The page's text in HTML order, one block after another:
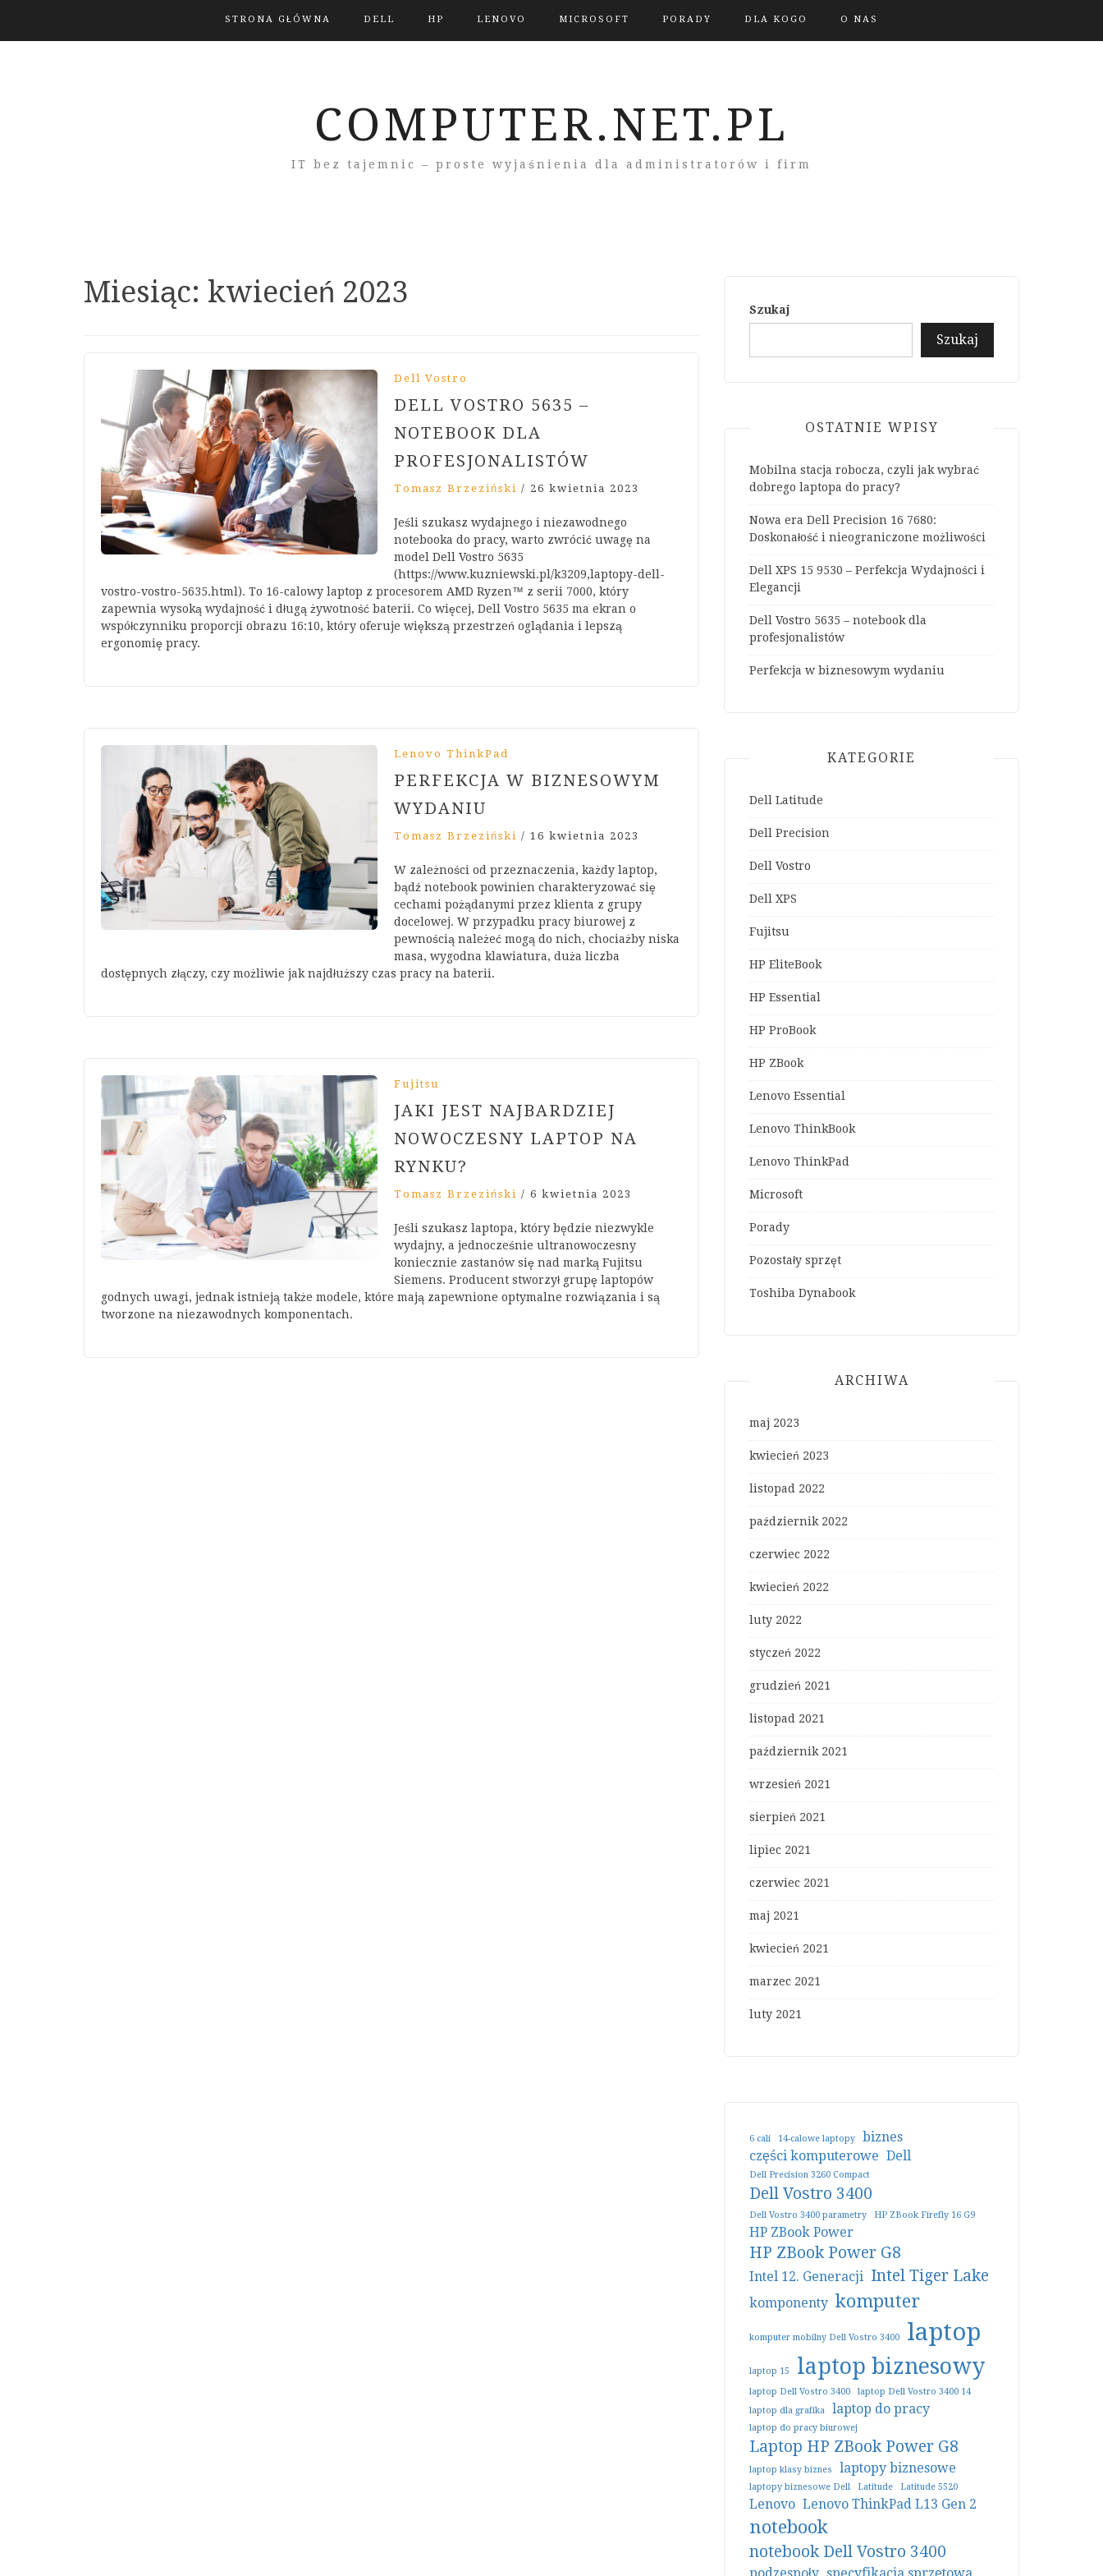
STRONA GŁÓWNA DELL HP LENOVO MICROSOFT PORADY DLA KOGO O NAS
COMPUTER.NET.PL
IT bez tajemnic – proste wyjaśnienia dla administratorów i firm
Miesiąc: kwiecień 2023
Dell Vostro
DELL VOSTRO 5635 –
NOTEBOOK DLA
PROFESJONALISTÓW
Tomasz Brzeziński / 26 kwietnia 2023
Jeśli szukasz wydajnego i niezawodnego
notebooka do pracy, warto zwrócić uwagę na
model Dell Vostro 5635
(https://www.kuzniewski.pl/k3209,laptopy-dell-
vostro-vostro-5635.html). To 16-calowy laptop z procesorem AMD Ryzen™ z serii 7000, który
zapewnia wysoką wydajność i długą żywotność baterii. Co więcej, Dell Vostro 5635 ma ekran o
współczynniku proporcji obrazu 16:10, który oferuje większą przestrzeń oglądania i lepszą
ergonomię pracy.
Lenovo ThinkPad
PERFEKCJA W BIZNESOWYM
WYDANIU
Tomasz Brzeziński / 16 kwietnia 2023
W zależności od przeznaczenia, każdy laptop,
bądź notebook powinien charakteryzować się
cechami pożądanymi przez klienta z grupy
docelowej. W przypadku pracy biurowej z
pewnością należeć mogą do nich, chociażby niska
masa, wygodna klawiatura, duża liczba
dostępnych złączy, czy możliwie jak najdłuższy czas pracy na baterii.
Fujitsu
JAKI JEST NAJBARDZIEJ
NOWOCZESNY LAPTOP NA
RYNKU?
Tomasz Brzeziński / 6 kwietnia 2023
Jeśli szukasz laptopa, który będzie niezwykle
wydajny, a jednocześnie ultranowoczesny
koniecznie zastanów się nad marką Fujitsu
Siemens. Producent stworzył grupę laptopów
godnych uwagi, jednak istnieją także modele, które mają zapewnione optymalne rozwiązania i są
tworzone na niezawodnych komponentach.
Szukaj
Szukaj
OSTATNIE WPISY
Mobilna stacja robocza, czyli jak wybrać
dobrego laptopa do pracy?
Nowa era Dell Precision 16 7680:
Doskonałość i nieograniczone możliwości
Dell XPS 15 9530 – Perfekcja Wydajności i
Elegancji
Dell Vostro 5635 – notebook dla
profesjonalistów
Perfekcja w biznesowym wydaniu
KATEGORIE
Dell Latitude
Dell Precision
Dell Vostro
Dell XPS
Fujitsu
HP EliteBook
HP Essential
HP ProBook
HP ZBook
Lenovo Essential
Lenovo ThinkBook
Lenovo ThinkPad
Microsoft
Porady
Pozostały sprzęt
Toshiba Dynabook
ARCHIWA
maj 2023
kwiecień 2023
listopad 2022
październik 2022
czerwiec 2022
kwiecień 2022
luty 2022
styczeń 2022
grudzień 2021
listopad 2021
październik 2021
wrzesień 2021
sierpień 2021
lipiec 2021
czerwiec 2021
maj 2021
kwiecień 2021
marzec 2021
luty 2021
6 cali 14-calowe laptopy
biznes
części komputerowe Dell
Dell Precision 3260 Compact
Dell Vostro 3400
Dell Vostro 3400 parametry HP ZBook Firefly 16 G9
HP ZBook Power
HP ZBook Power G8
Intel 12. Generacji Intel Tiger Lake
komponenty komputer
komputer mobilny Dell Vostro 3400 laptop
laptop 15 laptop biznesowy
laptop Dell Vostro 3400
laptop Dell Vostro 3400 14
laptop dla grafika
laptop do pracy
laptop do pracy biurowej
Laptop HP ZBook Power G8
laptop klasy biznes laptopy biznesowe
laptopy biznesowe Dell Latitude Latitude 5520
Lenovo Lenovo ThinkPad L13 Gen 2
notebook
notebook Dell Vostro 3400